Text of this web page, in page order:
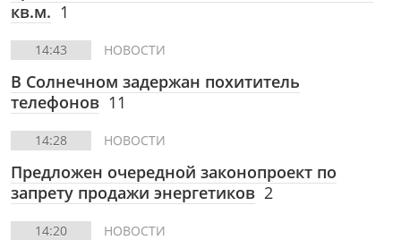
кв.м. 1
14:43 НОВОСТИ
В Солнечном задержан похититель
телефонов 11
14:28 НОВОСТИ
Предложен очередной законопроект по
запрету продажи энергетиков 2
14:20 НОВОСТИ